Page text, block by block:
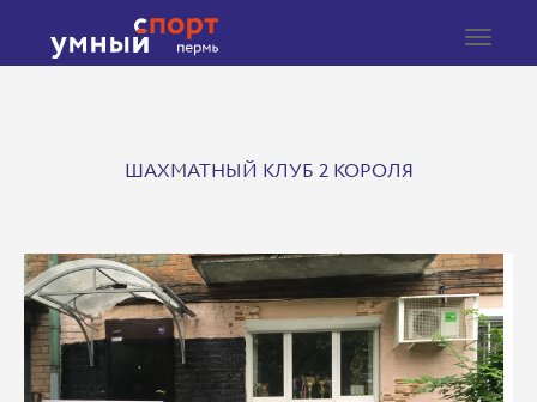
Toggle
ШАХМАТНЫЙ КЛУБ 2 КОРОЛЯ